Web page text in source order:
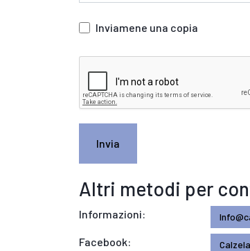
Inviamene una copia
Invia
Altri metodi per
Informazioni:
Facebook: